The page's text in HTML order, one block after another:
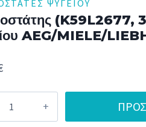
ΨΥΓΕΊΟΥ
(K59L2677,
AEG/MIELE/